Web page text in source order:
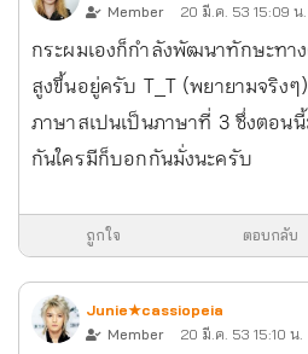
Member
20 มี.ค. 53 15:09 น.
กระผมเองก็กำลังพัฒนาทักษะทา
สูงขึ้นอยู่ครับ T_T (พยายามจริงๆ
ภาษาสเปนเป็นภาษาที่ 3 ซึ่งตอน
กันใครมีก็บอกกันมั่งนะครับ
ถูกใจ ตอบกลับ
Junie★cassiopeia
Member
20 มี.ค. 53 15:10 น.